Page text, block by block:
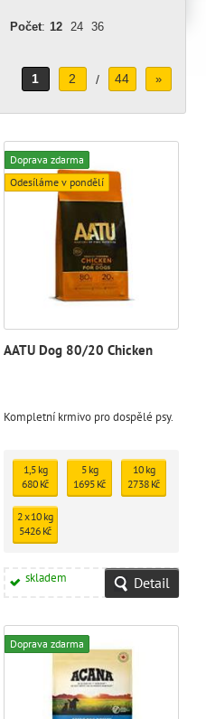
Počet: 12 24 36
1 2 / 44 »
Doprava zdarma
Odesíláme v pondělí
AATU Dog 80/20 Chicken
Kompletní krmivo pro dospělé psy.
1,5 kg
680 Kč
5 kg
1695 Kč
10 kg
2738 Kč
2 x 10 kg
5426 Kč
skladem Detail
Doprava zdarma